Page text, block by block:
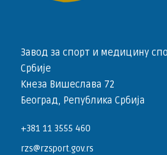
Завод за спорт и медицину
Србије
Кнеза Вишеслава 72
Београд, Република Србија
+381 11 3555 460
rzs@rzsport.gov.rs